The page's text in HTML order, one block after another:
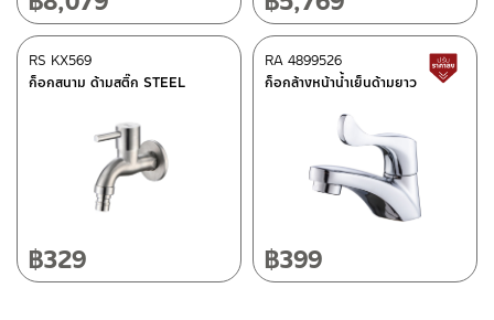
118/33 โครงการอรสิริน ม.8 ต.สันปูเลย อ.ดอยสะเก็ด เชียงใหม่
50220
โทร: 080-075-2626
วันและเวลาทำการ
วันจันทร์ – วันศุกร์ เวลา 8:30-17:30 น.
วันเสาร์ เวลา 8:30-15:00 น.
ติดต่อ ชาญไพบูลย์ / Contact Us คลิกที่นี่
ก็อกสนาม ด้ามสติ๊ก STEEL
RS KX569
฿329
ก็อกล้างหน้าน้ำเย็นด้ามยาว
RA 4899526
฿399